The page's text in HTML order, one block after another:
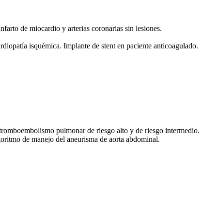
de miocardio y arterias coronarias sin lesiones.
isquémica. Implante de stent en paciente anticoagulado.
pulmonar de riesgo alto y de riesgo intermedio.
de manejo del aneurisma de aorta abdominal.